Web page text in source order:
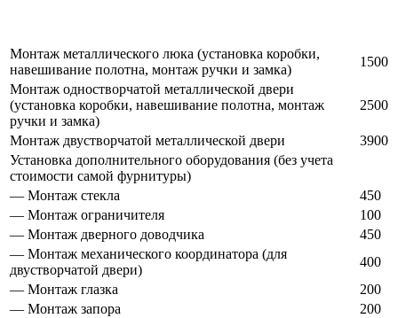
Монтаж металлического люка (установка коробки,
навешивание полотна, монтаж ручки и замка)
1500
Монтаж одностворчатой металлической двери
(установка коробки, навешивание полотна, монтаж
ручки и замка)
2500
Монтаж двустворчатой металлической двери
3900
Установка дополнительного оборудования (без учета
стоимости самой фурнитуры)
— Монтаж стекла
450
— Монтаж ограничителя
100
— Монтаж дверного доводчика
450
— Монтаж механического координатора (для
двустворчатой двери)
400
— Монтаж глазка
200
— Монтаж запора
200